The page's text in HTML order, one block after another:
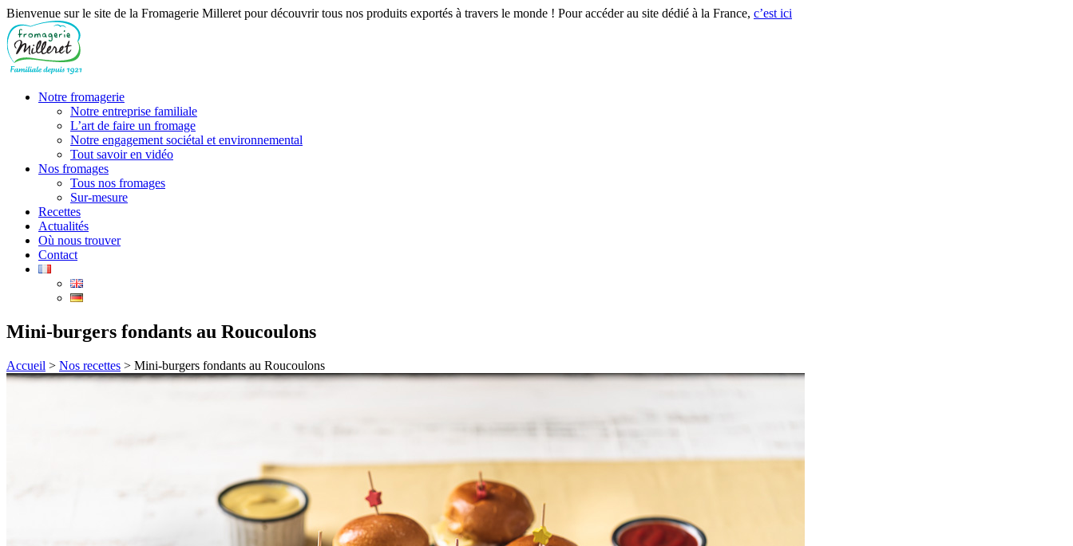
Bienvenue sur le site de la Fromagerie Milleret pour découvrir tous nos produits exportés à travers le monde ! Pour accéder au site dédié à la France, c’est ici
Notre fromagerie
Notre entreprise familiale
L’art de faire un fromage
Notre engagement sociétal et environnemental
Tout savoir en vidéo
Nos fromages
Tous nos fromages
Sur-mesure
Recettes
Actualités
Où nous trouver
Contact
Mini-burgers fondants au Roucoulons
Accueil > Nos recettes > Mini-burgers fondants au Roucoulons